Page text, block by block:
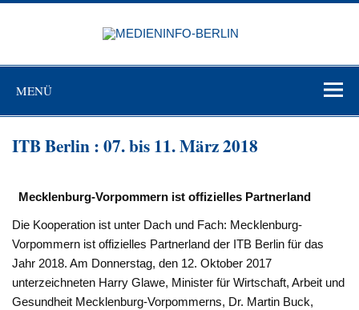
Zum
MENÜ
ITB Berlin : 07. bis 11. März 2018
Mecklenburg-Vorpommern ist offizielles Partnerland
Die Kooperation ist unter Dach und Fach: Mecklenburg-
Vorpommern ist offizielles Partnerland der ITB Berlin für das
Jahr 2018. Am Donnerstag, den 12. Oktober 2017
unterzeichneten Harry Glawe, Minister für Wirtschaft, Arbeit und
Gesundheit Mecklenburg-Vorpommerns, Dr. Martin Buck,